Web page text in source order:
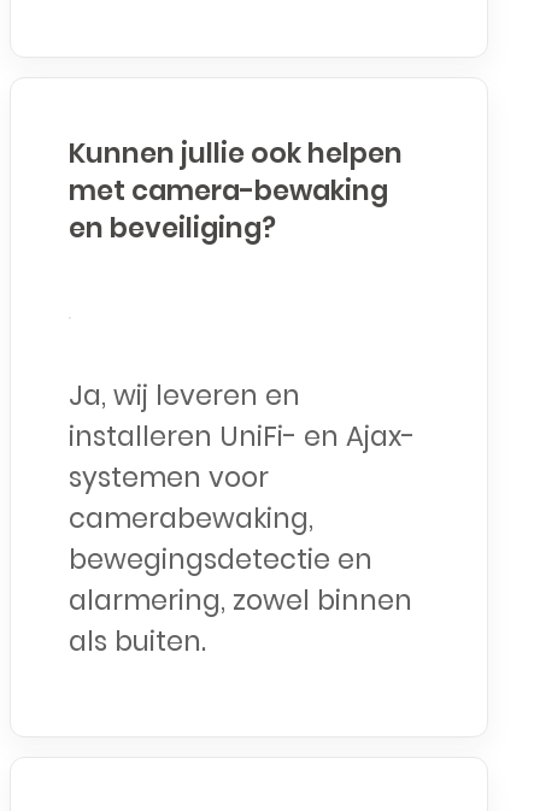
Kunnen jullie ook helpen
met camera-bewaking
en beveiliging?
Ja, wij leveren en
installeren UniFi- en Ajax-
systemen voor
camerabewaking,
bewegingsdetectie en
alarmering, zowel binnen
als buiten.